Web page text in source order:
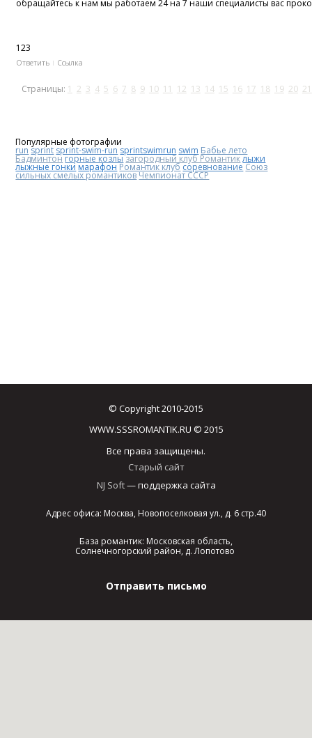
обращайтесь к нам мы работаем 24 на 7 наши специалисты вас
123
Ответить Ссылка
Страницы: 1 2 3 4 5 6 7 8 9 10 11 12 13 14 15 16 17 18 19 20 21
Популярные фотографии
run sprint sprint-swim-run sprintswimrun swim Бабье лето
Бадминтонгорные козлы загородный клуб Романтиклыжи
лыжные гонки марафонРомантик клубсоревнованиеСоюз
сильных смелых романтиковЧемпионат СССР
© Copyright 2010-2015
WWW.SSSROMANTIK.RU © 2015
Все права защищены.
Старый сайт
NJ Soft— поддержка сайта
Адрес офиса: Москва, Новопоселковая ул., д. 6 стр.40
База романтик: Московская область,
Солнечногорский район, д. Лопотово
Отправить письмо